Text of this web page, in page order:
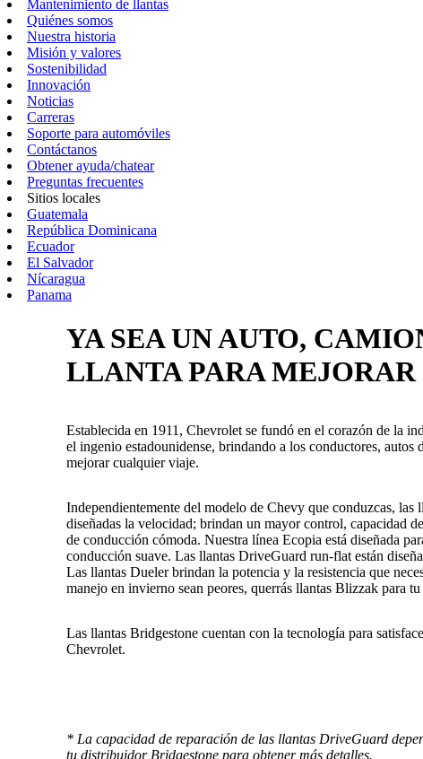
Mantenimiento de llantas
Quiénes somos
Nuestra historia
Misión y valores
Sostenibilidad
Innovación
Noticias
Carreras
Soporte para automóviles
Contáctanos
Obtener ayuda/chatear
Preguntas frecuentes
Sitios locales
Guatemala
República Dominicana
Ecuador
El Salvador
Nícaragua
Panama
YA SEA UN AUTO,
LLANTA PARA
Establecida en 1911, Chevrolet se fundó en el corazón de la
el ingenio estadounidense, brindando a los conductores,
mejorar cualquier viaje.
Independientemente del modelo de Chevy que conduzcas,
diseñadas la velocidad; brindan un mayor control, capacidad
de conducción cómoda. Nuestra línea Ecopia está diseñada
conducción suave. Las llantas DriveGuard run-flat están
Las llantas Dueler brindan la potencia y la resistencia que
manejo en invierno sean peores, querrás llantas Blizzak para
Las llantas Bridgestone cuentan con la tecnología para
Chevrolet.
* La capacidad de reparación de las llantas DriveGuard
tu distribuidor Bridgestone para obtener más detalles.